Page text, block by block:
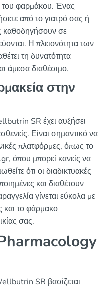
του φαρμάκου. Ένας
από το γιατρό σας ή
καθοδηγήσουν σε
Η πλειονότητα των
τη δυνατότητα
άμεσα διαθέσιμο.
στην
SR έχει αυξήσει
Είναι σημαντικό να
πλατφόρμες, όπως το
όπου μπορεί κανείς να
ότι οι διαδικτυακές
και διαθέτουν
γίνεται εύκολα με
το φάρμακο
σας.
SR βασίζεται